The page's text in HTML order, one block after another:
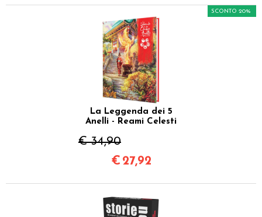
La Leggenda dei 5
Anelli - Reami Celesti
€ 34,90
SCONTO 20%
€ 27,92